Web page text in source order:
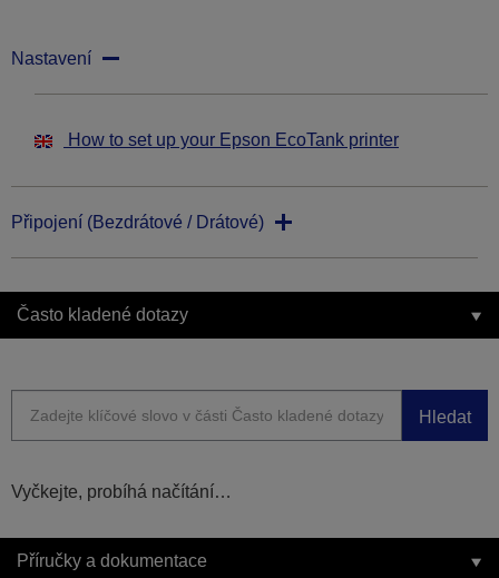
Nastavení
How to set up your Epson EcoTank printer
Připojení (Bezdrátové / Drátové)
Často kladené dotazy
Hledat
Vyčkejte, probíhá načítání…
Příručky a dokumentace